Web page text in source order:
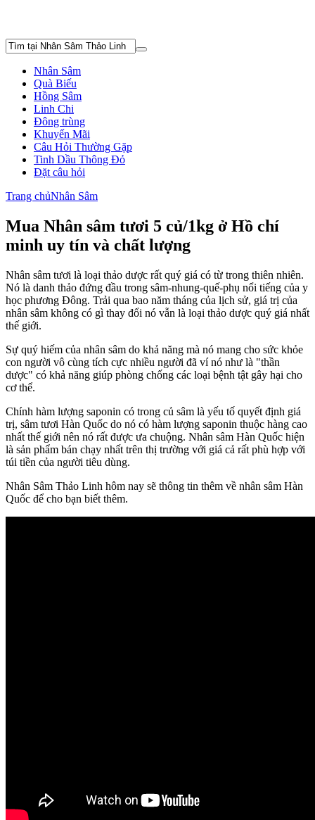
Nhân Sâm
Quà Biếu
Hồng Sâm
Linh Chi
Đông trùng
Khuyến Mãi
Câu Hỏi Thường Gặp
Tinh Dầu Thông Đỏ
Đặt câu hỏi
Trang chủNhân Sâm
Mua Nhân sâm tươi 5 củ/1kg ở Hồ chí
minh uy tín và chất lượng
Nhân sâm tươi là loại thảo dược rất quý giá có từ trong thiên nhiên.
Nó là danh thảo đứng đầu trong sâm-nhung-quế-phụ nổi tiếng của y
học phương Đông. Trải qua bao năm tháng của lịch sử, giá trị của
nhân sâm không có gì thay đổi nó vẫn là loại thảo dược quý giá nhất
thế giới.
Sự quý hiếm của nhân sâm do khả năng mà nó mang cho sức khỏe
con người vô cùng tích cực nhiều người đã ví nó như là "thần
dược" có khả năng giúp phòng chống các loại bệnh tật gây hại cho
cơ thể.
Chính hàm lượng saponin có trong củ sâm là yếu tố quyết định giá
trị, sâm tươi Hàn Quốc do nó có hàm lượng saponin thuộc hàng cao
nhất thế giới nên nó rất được ưa chuộng. Nhân sâm Hàn Quốc hiện
là sản phẩm bán chạy nhất trên thị trường với giá cả rất phù hợp với
túi tiền của người tiêu dùng.
Nhân Sâm Thảo Linh hôm nay sẽ thông tin thêm về nhân sâm Hàn
Quốc để cho bạn biết thêm.